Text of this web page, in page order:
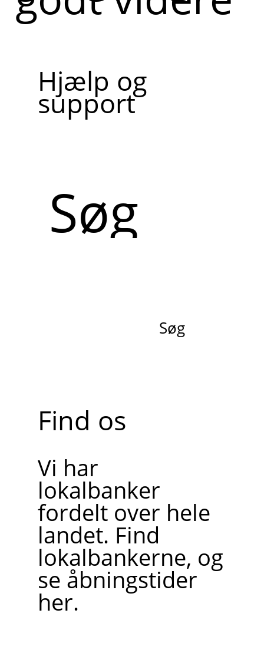
Hjælp og
support
Søg
Find os
Vi har
lokalbanker
fordelt over hele
landet. Find
lokalbankerne, og
se åbningstider
her.